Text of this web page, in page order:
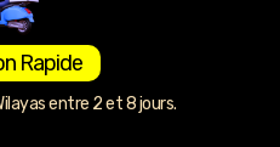
Rapide
entre 2 et 8 jours.